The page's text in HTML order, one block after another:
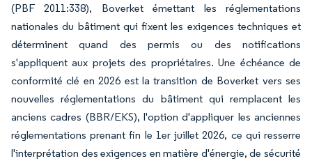
(PBF 2011:338), Boverket émettant les réglementations
nationales du bâtiment qui fixent les exigences techniques et
déterminent quand des permis ou des notifications
s'appliquent aux projets des propriétaires. Une échéance de
conformité clé en 2026 est la transition de Boverket vers ses
nouvelles réglementations du bâtiment qui remplacent les
anciens cadres (BBR/EKS), l'option d'appliquer les anciennes
réglementations prenant fin le 1er juillet 2026, ce qui resserre
l'interprétation des exigences en matière d'énergie, de sécurité